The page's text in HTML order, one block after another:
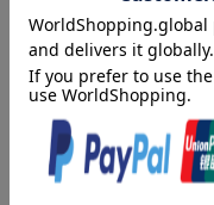
巻頭のカラーページで
「重要語グループ暗記」
単語集対応のシリーズラ
べき単語600語を厳選し
る「練習ノート」があり
三択問題が解ける旺文社
内容紹介（JPROよ